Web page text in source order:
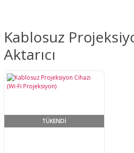
Kablosuz
Aktarıcı
TÜKENDİ